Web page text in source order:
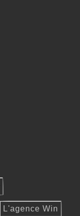
L'agence Win